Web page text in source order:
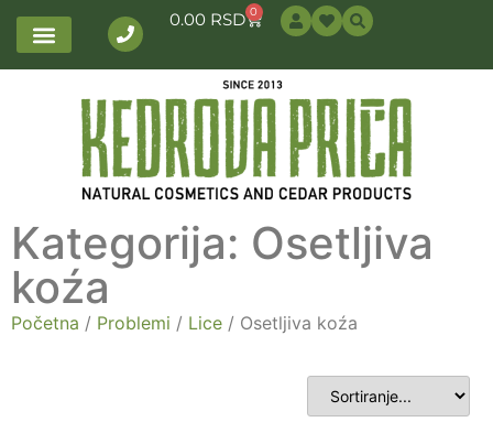
0.00 RSD 0
Kategorija: Osetljiva
koźa
Početna / Problemi / Lice / Osetljiva koźa